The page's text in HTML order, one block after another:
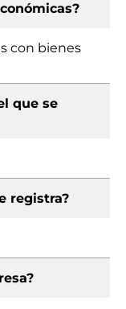
con bienes
que se
registra?